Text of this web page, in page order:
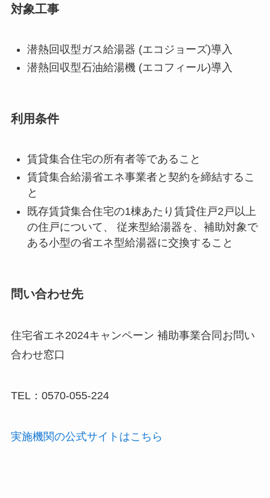
対象工事
潜熱回収型ガス給湯器 (エコジョーズ)導入
潜熱回収型石油給湯機 (エコフィール)導入
利用条件
賃貸集合住宅の所有者等であること
賃貸集合給湯省エネ事業者と契約を締結するこ
と
既存賃貸集合住宅の1棟あたり賃貸住戸2戸以上
の住戸について、 従来型給湯器を、補助対象で
ある小型の省エネ型給湯器に交換すること
問い合わせ先
住宅省エネ2024キャンペーン 補助事業合同お問い
合わせ窓口
TEL：0570-055-224
実施機関の公式サイトはこちら